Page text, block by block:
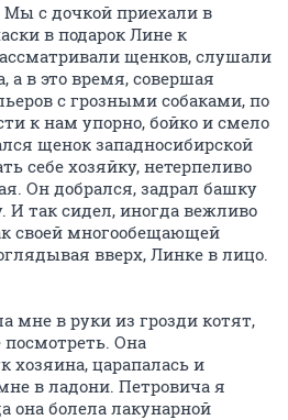
с дочкой приехали в
в подарок Лине к
щенков, слушали
а в это время, совершая
с грозными собаками, по
к нам упорно, бойко и смело
щенок западносибирской
себе хозяйку, нетерпеливо
Он добрался, задрал башку
И так сидел, иногда вежливо
своей многообещающей
вверх, Линке в лицо.
мне в руки из грозди котят,
Она
хозяина, царапалась и
в ладони. Петровича я
она болела лакунарной